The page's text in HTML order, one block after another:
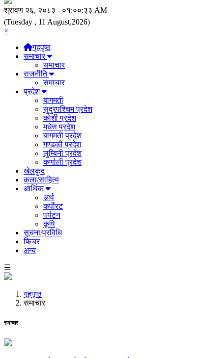
(Tuesday , 11 August,2026)
×
गृहपृष्ठ
समाचार
समाचार
राजनीति
समाचार
प्रदेश
बागमती
सुदुरपश्चिम प्रदेश
कोशी प्रदेश
मधेस प्रदेश
बागमती प्रदेश
गण्डकी प्रदेश
लुम्बिनी प्रदेश
कर्णाली प्रदेश
खेलकुद
कला/साहित्य
आर्थिक
अर्थ
कर्पाेरट
पर्यटन
कृषि
सूचना/प्रविधि
फिचर
अन्य
☰
गृहपृष्ठ
समाचार
समाचार